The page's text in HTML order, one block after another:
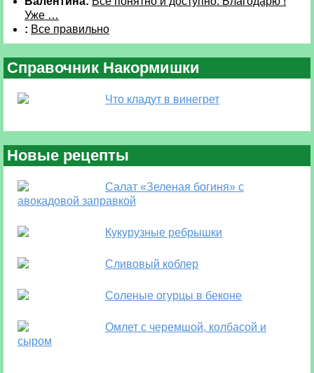
Уже …
: Все правильно
Справочник Накормишки
Что кладут в винегрет
Новые рецепты
Салат «Зеленая богиня» с
авокадовой заправкой
Кукурузные ребрышки
Сливовый коблер
Соленые огурцы в беконе
Омлет с черемшой, колбасой и
сыром